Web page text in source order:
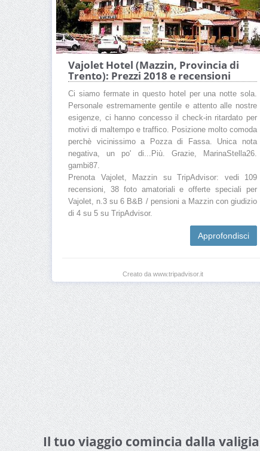
Vajolet Hotel (Mazzin, Provincia di
Trento): Prezzi 2018 e recensioni
Ci siamo fermate in questo hotel per una notte sola.
Personale estremamente gentile e attento alle nostre
esigenze, ci hanno concesso il check-in ritardato per
motivi di maltempo e traffico. Posizione molto comoda
perchè vicinissimo a Pozza di Fassa. Unica nota
negativa, un po' di...Più. Grazie, MarinaStella26.
gambi87.
Prenota Vajolet, Mazzin su TripAdvisor: vedi 109
recensioni, 38 foto amatoriali e offerte speciali per
Vajolet, n.3 su 6 B&B / pensioni a Mazzin con giudizio
di 4 su 5 su TripAdvisor.
Approfondisci
Creato da www.tripadvisor.it
Il tuo viaggio comincia dalla valigia